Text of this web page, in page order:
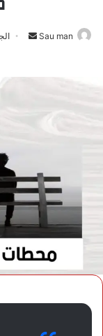
Sau man
أرسلالجمعة 21 ذو